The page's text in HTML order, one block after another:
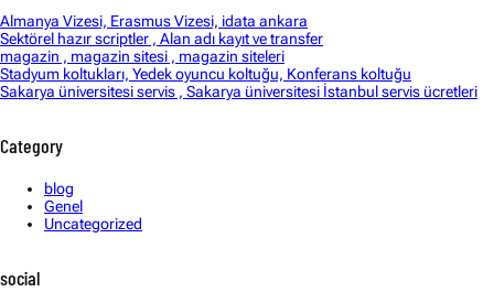
Almanya Vizesi, Erasmus Vizesi, idata ankara
Sektörel hazır scriptler , Alan adı kayıt ve transfer
magazin , magazin sitesi , magazin siteleri
Stadyum koltukları, Yedek oyuncu koltuğu, Konferans koltuğu
Sakarya üniversitesi servis , Sakarya üniversitesi İstanbul servis ücretleri
Category
blog
Genel
Uncategorized
social